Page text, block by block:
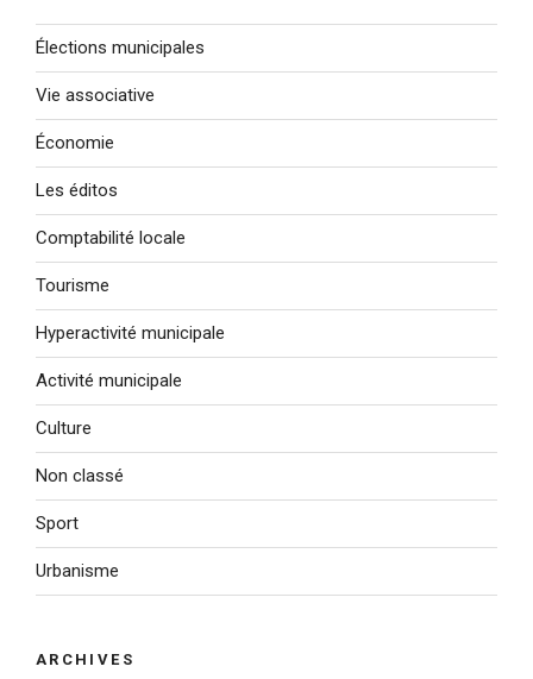
Élections municipales
Vie associative
Économie
Les éditos
Comptabilité locale
Tourisme
Hyperactivité municipale
Activité municipale
Culture
Non classé
Sport
Urbanisme
ARCHIVES